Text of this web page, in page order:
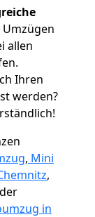
allen
Ihren
werden?
, Mini
,
in